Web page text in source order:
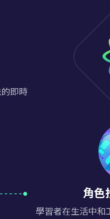
角色
學習者在生活中和
即時